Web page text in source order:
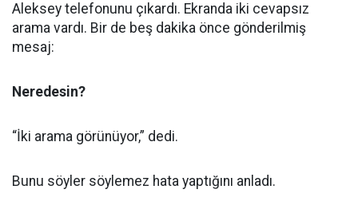
Aleksey telefonunu çıkardı. Ekranda iki cevapsız
arama vardı. Bir de beş dakika önce gönderilmiş
mesaj:
Neredesin?
“İki arama görünüyor,” dedi.
Bunu söyler söylemez hata yaptığını anladı.